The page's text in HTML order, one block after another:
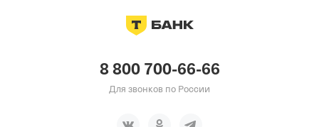
8 800 700-66-66
Для звонков по России